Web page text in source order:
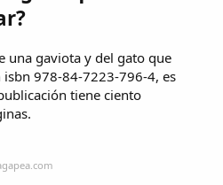
una gaviota y del gato que
isbn 978-84-7223-796-4, es
tiene ciento